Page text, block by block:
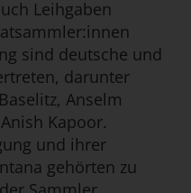
Leihgaben
sind deutsche und
darunter
Anselm
Kapoor.
und ihrer
gehörten zu